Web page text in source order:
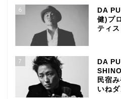
6
DA
健)プ
ティ
7
DA
民宿
いねダ